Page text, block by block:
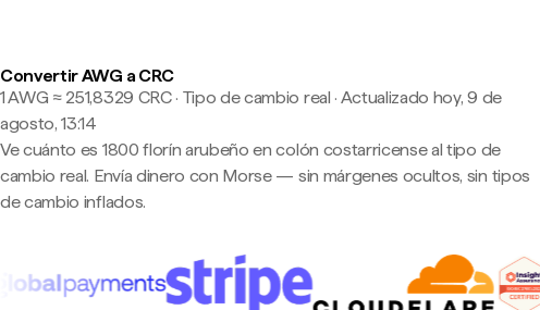
Convertir AWG a CRC
1 AWG ≈ 251,8329 CRC · Tipo de cambio real · Actualizado hoy, 9 de
agosto, 13:14
Ve cuánto es 1800 florín arubeño en colón costarricense al tipo de
cambio real. Envía dinero con Morse — sin márgenes ocultos, sin tipos
de cambio inflados.